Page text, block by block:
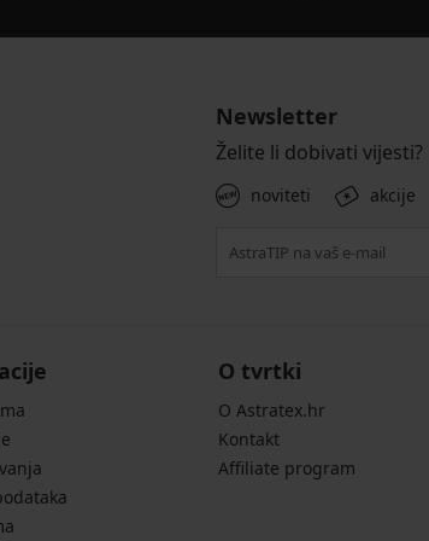
Newsletter
Želite li dobivati vijesti?
noviteti akcije
O tvrtki
O Astratex.hr
Kontakt
Affiliate program